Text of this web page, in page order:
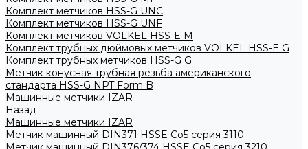
Комплект метчиков HSS-G UNC
Комплект метчиков HSS-G UNF
Комплект метчиков VOLKEL HSS-E M
Комплект трубных дюймовых метчиков VOLKEL HSS-E G
Комплект трубных метчиков HSS-G G
Метчик конусная трубная резьба американского
стандарта HSS-G NPT Form B
Машинные метчики IZAR
Назад
Машинные метчики IZAR
Метчик машинный DIN371 HSSE Co5 серия 3110